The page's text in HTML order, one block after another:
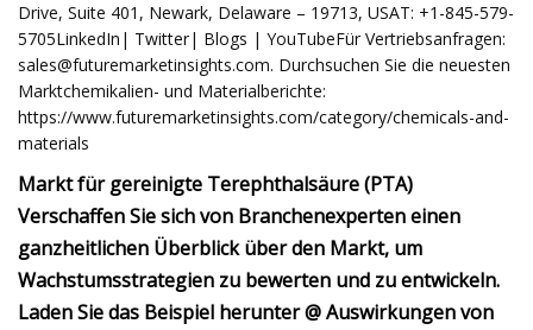
Drive, Suite 401, Newark, Delaware – 19713, USAT: +1-845-579-
5705LinkedIn| Twitter| Blogs | YouTubeFür Vertriebsanfragen:
sales@futuremarketinsights.com. Durchsuchen Sie die neuesten
Marktchemikalien- und Materialberichte:
https://www.futuremarketinsights.com/category/chemicals-and-
materials
Markt für gereinigte Terephthalsäure (PTA)
Verschaffen Sie sich von Branchenexperten einen
ganzheitlichen Überblick über den Markt, um
Wachstumsstrategien zu bewerten und zu entwickeln.
Laden Sie das Beispiel herunter @ Auswirkungen von